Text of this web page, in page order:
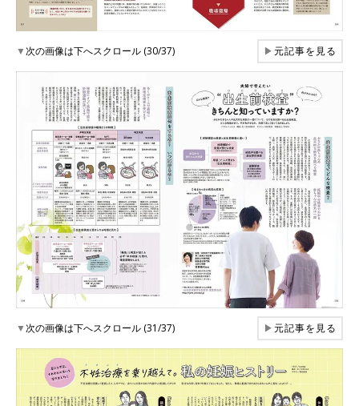
▼次の画像は下へスクロール (30/37) ▶元記事を見る
▼次の画像は下へスクロール (31/37) ▶元記事を見る